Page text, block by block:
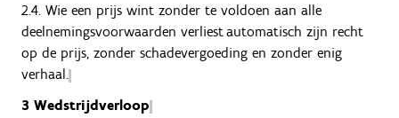
2.4. Wie een prijs wint zonder te voldoen aan alle
deelnemingsvoorwaarden verliest automatisch zijn recht
op de prijs, zonder schadevergoeding en zonder enig
verhaal.
3 Wedstrijdverloop